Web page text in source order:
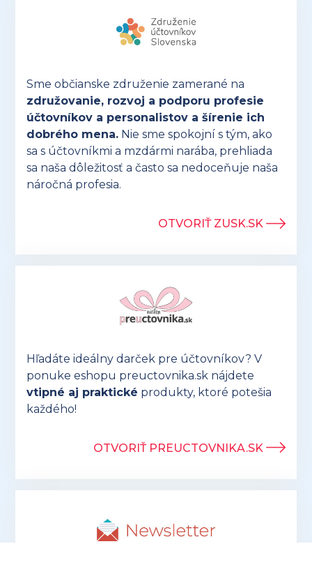
Sme občianske združenie zamerané na
združovanie, rozvoj a podporu profesie
účtovníkov a personalistov a šírenie ich
dobrého mena. Nie sme spokojní s tým, ako
sa s účtovníkmi a mzdármi narába, prehliada
sa naša dôležitosť a často sa nedoceňuje naša
náročná profesia.
OTVORIŤ ZUSK.SK
Hľadáte ideálny darček pre účtovníkov? V
ponuke eshopu preuctovnika.sk nájdete
vtipné aj praktické produkty, ktoré potešia
každého!
OTVORIŤ PREUCTOVNIKA.SK